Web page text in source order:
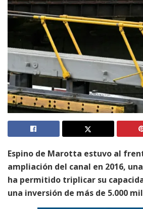
Espino de Marotta estuvo al
ampliación del canal en 2016,
ha permitido triplicar su
una inversión de más de 5.000